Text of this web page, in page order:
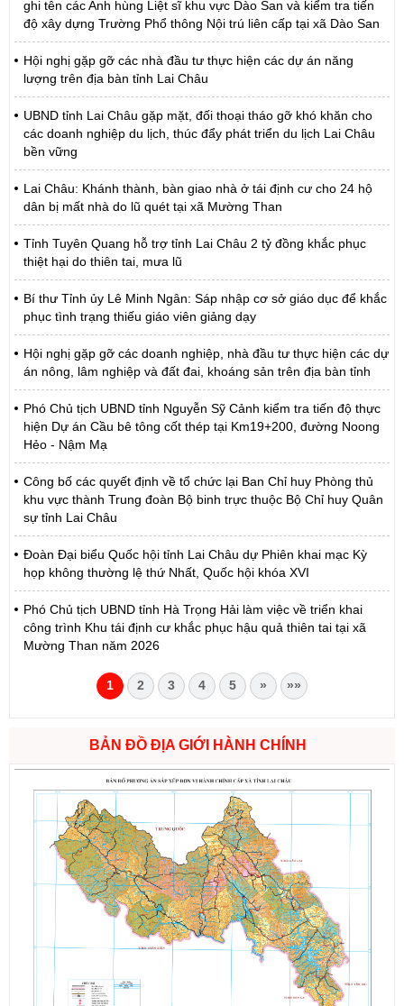
ghi tên các Anh hùng Liệt sĩ khu vực Dào San và kiểm tra tiến
độ xây dựng Trường Phổ thông Nội trú liên cấp tại xã Dào San
Hội nghị gặp gỡ các nhà đầu tư thực hiện các dự án năng
lượng trên địa bàn tỉnh Lai Châu
UBND tỉnh Lai Châu gặp mặt, đối thoại tháo gỡ khó khăn cho
các doanh nghiệp du lịch, thúc đẩy phát triển du lịch Lai Châu
bền vững
Lai Châu: Khánh thành, bàn giao nhà ở tái định cư cho 24 hộ
dân bị mất nhà do lũ quét tại xã Mường Than
Tỉnh Tuyên Quang hỗ trợ tỉnh Lai Châu 2 tỷ đồng khắc phục
thiệt hại do thiên tai, mưa lũ
Bí thư Tỉnh ủy Lê Minh Ngân: Sáp nhập cơ sở giáo dục để khắc
phục tình trạng thiếu giáo viên giảng dạy
Hội nghị gặp gỡ các doanh nghiệp, nhà đầu tư thực hiện các dự
án nông, lâm nghiệp và đất đai, khoáng sản trên địa bàn tỉnh
Phó Chủ tịch UBND tỉnh Nguyễn Sỹ Cảnh kiểm tra tiến độ thực
hiện Dự án Cầu bê tông cốt thép tại Km19+200, đường Noong
Hẻo - Nậm Mạ
Công bố các quyết định về tổ chức lại Ban Chỉ huy Phòng thủ
khu vực thành Trung đoàn Bộ binh trực thuộc Bộ Chỉ huy Quân
sự tỉnh Lai Châu
Đoàn Đại biểu Quốc hội tỉnh Lai Châu dự Phiên khai mạc Kỳ
họp không thường lệ thứ Nhất, Quốc hội khóa XVI
Phó Chủ tịch UBND tỉnh Hà Trọng Hải làm việc về triển khai
công trình Khu tái định cư khắc phục hậu quả thiên tai tại xã
Mường Than năm 2026
1 2 3 4 5 » »»
BẢN ĐỒ ĐỊA GIỚI HÀNH CHÍNH